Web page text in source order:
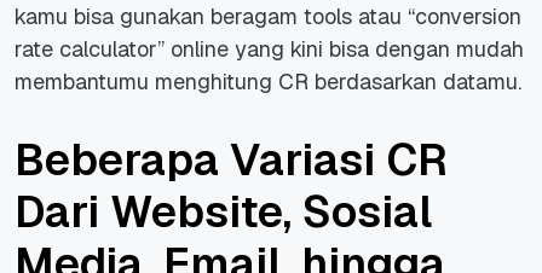
kamu bisa gunakan beragam tools atau “conversion
rate calculator” online yang kini bisa dengan mudah
membantumu menghitung CR berdasarkan datamu.
Beberapa Variasi CR
Dari Website, Sosial